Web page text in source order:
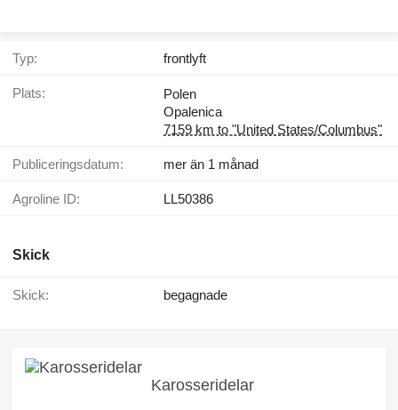
Typ: frontlyft
Plats:
Polen
Opalenica
7159 km to "United States/Columbus"
Publiceringsdatum: mer än 1 månad
Agroline ID: LL50386
Skick
Skick: begagnade
Karosseridelar